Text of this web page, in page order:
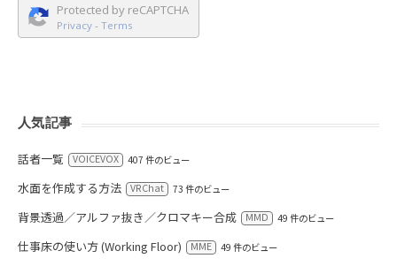
Protected by reCAPTCHA
Privacy - Terms
人気記事
話者一覧 VOICEVOX 407 件のビュー
水面を作成する方法 VRChat 73 件のビュー
背景透過／アルファ抜き／クロマキー合成 MMD 49 件のビュー
仕事床の使い方 (Working Floor) MME 49 件のビュー